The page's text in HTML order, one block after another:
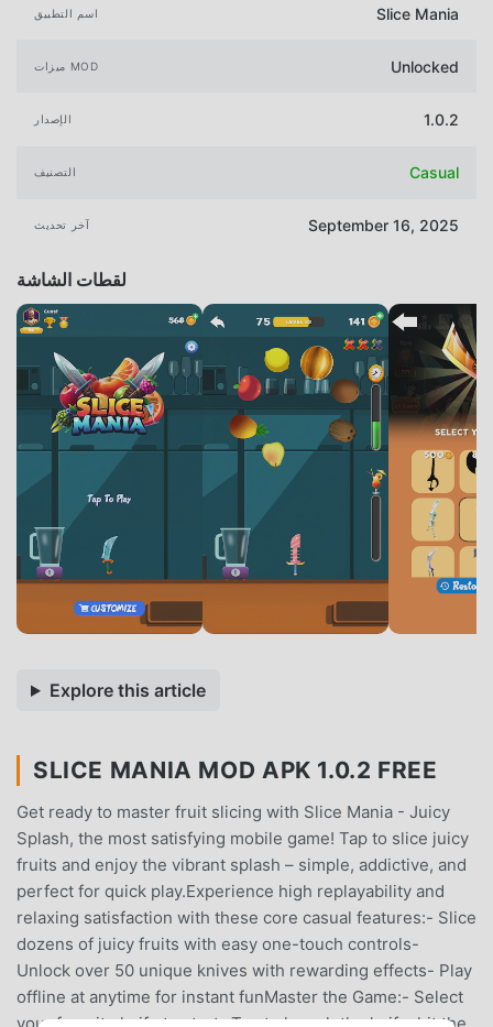
اسم التطبيق Slice Mania
ميزات MOD Unlocked
الإصدار 1.0.2
التصنيف Casual
آخر تحديث September 16, 2025
لقطات الشاشة
Explore this article
SLICE MANIA MOD APK 1.0.2 FREE
Get ready to master fruit slicing with Slice Mania - Juicy
Splash, the most satisfying mobile game! Tap to slice juicy
fruits and enjoy the vibrant splash – simple, addictive, and
perfect for quick play.Experience high replayability and
relaxing satisfaction with these core casual features:- Slice
dozens of juicy fruits with easy one-touch controls-
Unlock over 50 unique knives with rewarding effects- Play
offline at anytime for instant funMaster the Game:- Select